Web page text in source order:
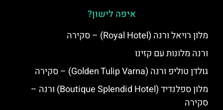
איפה לישון?
מלון רויאל ורנה (Royal Hotel) – סקירה
ורנה מלונות עם קזינו
גולדן טוליפ ורנה (Golden Tulip Varna) – סקירה
מלון ספלנדיד (Boutique Splendid Hotel) ורנה –
סקירה